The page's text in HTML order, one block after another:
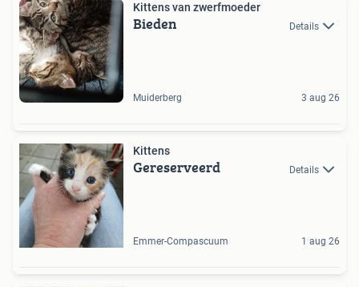
Kittens van zwerfmoeder
Bieden Details
Muiderberg 3 aug 26
Kittens
Gereserveerd Details
Emmer-Compascuum 1 aug 26